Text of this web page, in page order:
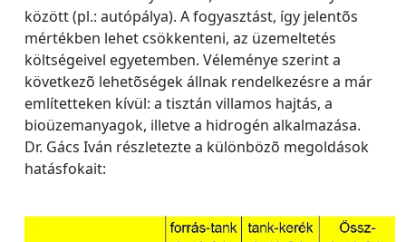
között (pl.: autópálya). A fogyasztást, így jelentõs
mértékben lehet csökkenteni, az üzemeltetés
költségeivel egyetemben. Véleménye szerint a
következõ lehetõségek állnak rendelkezésre a már
említetteken kívül: a tisztán villamos hajtás, a
bioüzemanyagok, illetve a hidrogén alkalmazása.
Dr. Gács Iván részletezte a különbözõ megoldások
hatásfokait: